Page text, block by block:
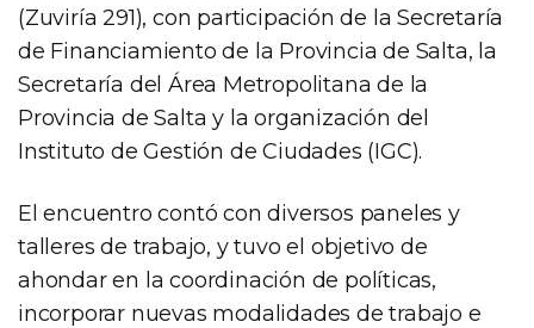
(Zuviría 291), con participación de la Secretaría
de Financiamiento de la Provincia de Salta, la
Secretaría del Área Metropolitana de la
Provincia de Salta y la organización del
Instituto de Gestión de Ciudades (IGC).
El encuentro contó con diversos paneles y
talleres de trabajo, y tuvo el objetivo de
ahondar en la coordinación de políticas,
incorporar nuevas modalidades de trabajo e